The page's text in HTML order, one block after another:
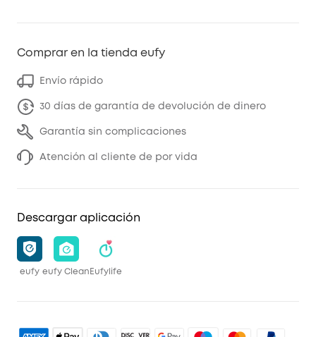
Comprar en la tienda eufy
Envío rápido
30 días de garantía de devolución de dinero
Garantía sin complicaciones
Atención al cliente de por vida
Descargar aplicación
eufy eufy Clean Eufylife